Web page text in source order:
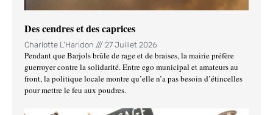
Des cendres et des caprices
Charlotte L'Haridon 27 Juillet 2026
Pendant que Barjols brûle de rage et de braises, la mairie préfère
guerroyer contre la solidarité. Entre ego municipal et amateurs au
front, la politique locale montre qu’elle n’a pas besoin d’étincelles
pour mettre le feu aux poudres.